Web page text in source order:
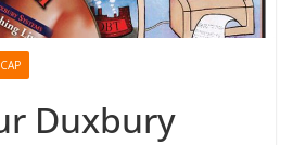
Duxbury